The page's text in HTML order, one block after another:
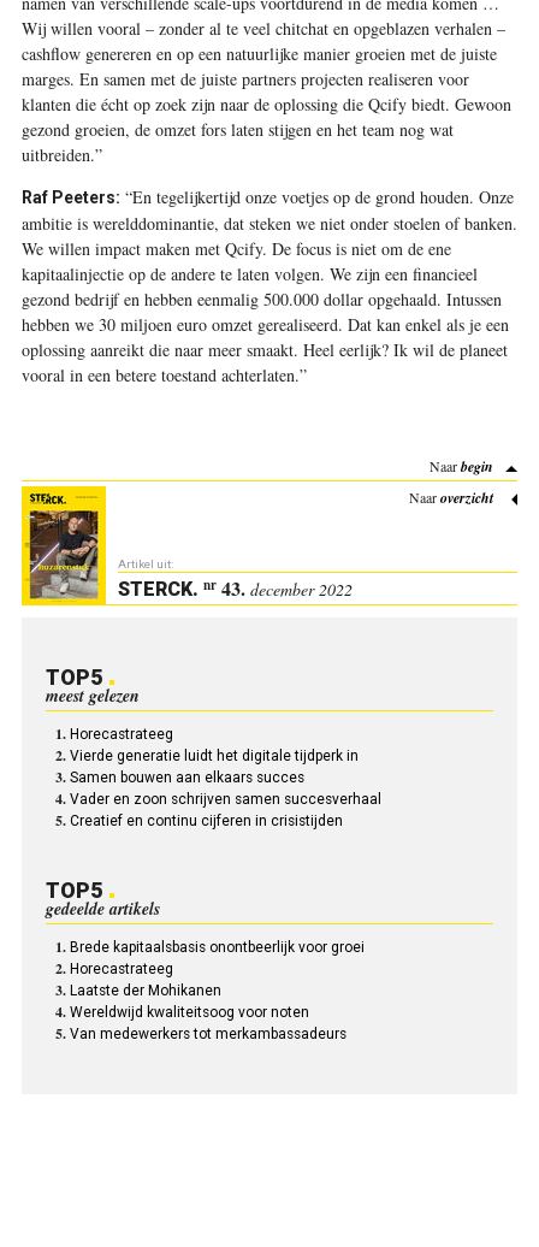
Wij willen vooral – zonder al te veel chitchat en opgeblazen verhalen –
cashflow genereren en op een natuurlijke manier groeien met de juiste
marges. En samen met de juiste partners projecten realiseren voor
klanten die écht op zoek zijn naar de oplossing die Qcify biedt. Gewoon
gezond groeien, de omzet fors laten stijgen en het team nog wat
uitbreiden.”
Raf Peeters: “En tegelijkertijd onze voetjes op de grond houden. Onze
ambitie is werelddominantie, dat steken we niet onder stoelen of banken.
We willen impact maken met Qcify. De focus is niet om de ene
kapitaalinjectie op de andere te laten volgen. We zijn een financieel
gezond bedrijf en hebben eenmalig 500.000 dollar opgehaald. Intussen
hebben we 30 miljoen euro omzet gerealiseerd. Dat kan enkel als je een
oplossing aanreikt die naar meer smaakt. Heel eerlijk? Ik wil de planeet
vooral in een betere toestand achterlaten.”
Naarbegin
Naaroverzicht
Artikel uit:
STERCK. nr43. december 2022
TOP5
meest gelezen
Horecastrateeg
Vierde generatie luidt het digitale tijdperk in
Samen bouwen aan elkaars succes
Vader en zoon schrijven samen succesverhaal
Creatief en continu cijferen in crisistijden
TOP5
gedeelde artikels
Brede kapitaalsbasis onontbeerlijk voor groei
Horecastrateeg
Laatste der Mohikanen
Wereldwijd kwaliteitsoog voor noten
Van medewerkers tot merkambassadeurs